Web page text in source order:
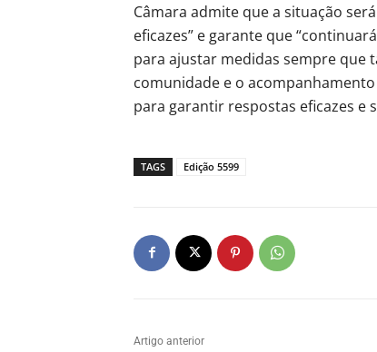
Câmara admite que a situação
eficazes” e garante que
para ajustar medidas sempre que
comunidade e o
para garantir respostas eficazes e
TAGS Edição 5599
Artigo anterior